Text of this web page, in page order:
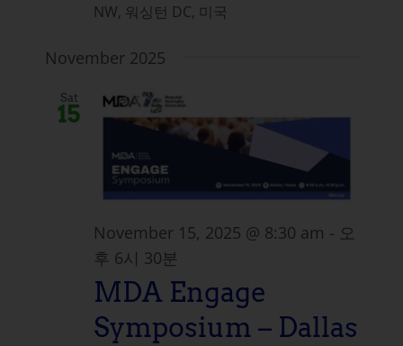
NW, 워싱턴 DC, 미국
November 2025
Sat
15
November 15, 2025 @ 8:30 am - 오
후 6시 30분
MDA Engage
Symposium – Dallas